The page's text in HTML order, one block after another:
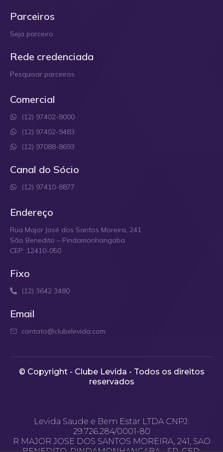
Parceiros
Seja parceiro
Rede credenciada
Pesquisar parceiros
Comercial
(12) 97402-8000
(12) 97402-9483
(12) 97088-8693
Canal do Sócio
(12) 97410-8877
Endereço
Rua Major José dos Santos Moreira, 241
São Benedito – Pindamonhangaba
CEP: 12410-050
Fixo
(12) 3642 3480
Email
contato@clubelevida.com
© Copyright - Clube Levida - Todos os direitos
reservados​
Levida Saude e Bem Estar LTDA CNPJ:
29.726.284/0001-80
R MAJOR JOSE DOS SANTOS MOREIRA, 241, SAO